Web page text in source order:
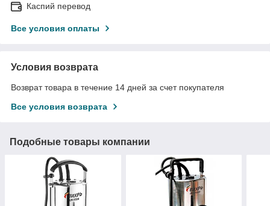
Каспий перевод
Все условия оплаты
Условия возврата
Возврат товара в течение 14 дней за счет покупателя
Все условия возврата
Подобные товары компании